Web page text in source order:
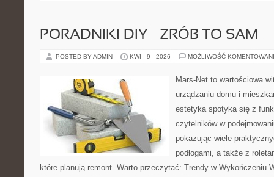
PORADNIKI DIY – ZRÓB TO SAM
POSTED BY ADMIN KWI - 9 - 2026 MOŻLIWOŚĆ
Mars-Net to wartościowa
urządzaniu domu i
estetyka spotyka się z
czytelników w
pokazując wiele
podłogami, a także z
które planują remont. Warto przeczytać: Trendy w Wykończeniu